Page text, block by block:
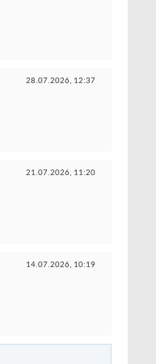
28.07.2026, 12:37
21.07.2026, 11:20
14.07.2026, 10:19